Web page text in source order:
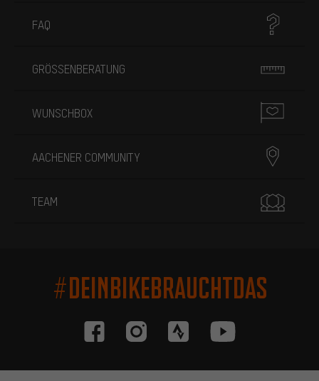
FAQ
GRÖSSENBERATUNG
WUNSCHBOX
AACHENER COMMUNITY
TEAM
#DEINBIKEBRAUCHTDAS